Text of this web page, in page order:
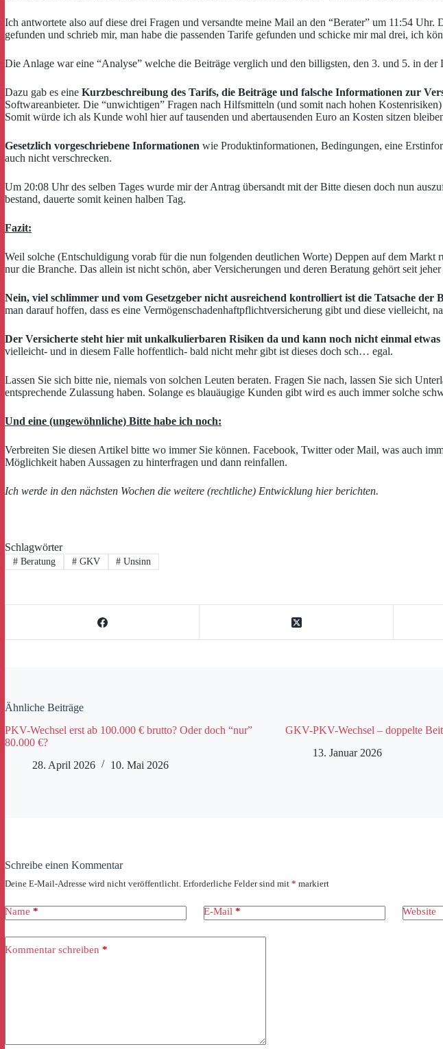
Ich antwortete also auf diese drei Fragen und versandte meine Mail an den “Berater” um 11:54
gefunden und schrieb mir, man habe die passenden Tarife gefunden und schicke mir mal drei, ich
Die Anlage war eine “Analyse” welche die Beiträge verglich und den billigsten, den 3. und 5. in der
Dazu gab es eine Kurzbeschreibung des Tarifs, die Beiträge und falsche Informationen zur
Softwareanbieter. Die “unwichtigen” Fragen nach Hilfsmitteln (und somit nach hohen
Somit würde ich als Kunde wohl hier auf tausenden und abertausenden Euro an Kosten sitzen
Gesetzlich vorgeschriebene Informationen wie Produktinformationen, Bedingungen, eine
auch nicht verschrecken.
Um 20:08 Uhr des selben Tages wurde mir der Antrag übersandt mit der Bitte diesen doch nun
bestand, dauerte somit keinen halben Tag.
Fazit:
Weil solche (Entschuldigung vorab für die nun folgenden deutlichen Worte) Deppen auf dem
nur die Branche. Das allein ist nicht schön, aber Versicherungen und deren Beratung gehört seit
Nein, viel schlimmer und vom Gesetzgeber nicht ausreichend kontrolliert ist die Tatsache der
man darauf hoffen, dass es eine Vermögenschadenhaftpflichtversicherung gibt und diese vielleicht,
Der Versicherte steht hier mit unkalkulierbaren Risiken da und kann noch nicht einmal
vielleicht- und in diesem Falle hoffentlich- bald nicht mehr gibt ist dieses doch sch… egal.
Lassen Sie sich bitte nie, niemals von solchen Leuten beraten. Fragen Sie nach, lassen Sie sich
entsprechende Zulassung haben. Solange es blauäugige Kunden gibt wird es auch immer solche
Und eine (ungewöhnliche) Bitte habe ich noch:
Verbreiten Sie diesen Artikel bitte wo immer Sie können. Facebook, Twitter oder Mail, was auch
Möglichkeit haben Aussagen zu hinterfragen und dann reinfallen.
Ich werde in den nächsten Wochen die weitere (rechtliche) Entwicklung hier berichten.
Schlagwörter
#Beratung #GKV # Unsinn
Ähnliche Beiträge
PKV-Wechsel erst ab 100.000 € brutto? Oder doch “nur”
80.000 €?
28. April 2026
10. Mai 2026
GKV-PKV-Wechsel – doppelte
13. Januar 2026
Schreibe einen Kommentar
Deine E-Mail-Adresse wird nicht veröffentlicht. Erforderliche Felder sind mit * markiert
Name * E-Mail * Website
Kommentar schreiben *